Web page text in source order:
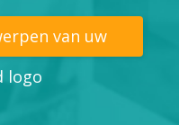
van uw
logo